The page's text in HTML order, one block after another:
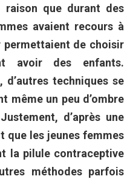
raison que durant des
avaient recours à
de choisir
avoir des enfants.
techniques se
même un peu d’ombre
d’après une
que les jeunes femmes
la pilule contraceptive
méthodes parfois